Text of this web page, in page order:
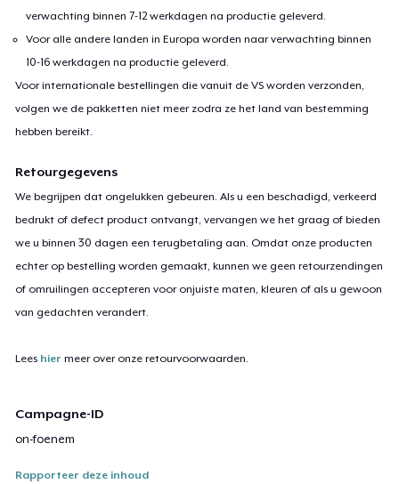
verwachting binnen 7-12 werkdagen na productie geleverd.
Voor alle andere landen in Europa worden naar verwachting binnen
10-16 werkdagen na productie geleverd.
Voor internationale bestellingen die vanuit de VS worden verzonden,
volgen we de pakketten niet meer zodra ze het land van bestemming
hebben bereikt.
Retourgegevens
We begrijpen dat ongelukken gebeuren. Als u een beschadigd, verkeerd
bedrukt of defect product ontvangt, vervangen we het graag of bieden
we u binnen 30 dagen een terugbetaling aan. Omdat onze producten
echter op bestelling worden gemaakt, kunnen we geen retourzendingen
of omruilingen accepteren voor onjuiste maten, kleuren of als u gewoon
van gedachten verandert.
Lees hier meer over onze retourvoorwaarden.
Campagne-ID
on-foenem
Rapporteer deze inhoud